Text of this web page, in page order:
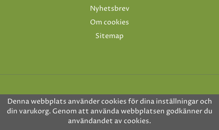
Nyhetsbrev
Om cookies
Sitemap
Denna webbplats använder cookies för dina inställningar och
din varukorg. Genom att använda webbplatsen godkänner du
användandet av cookies.